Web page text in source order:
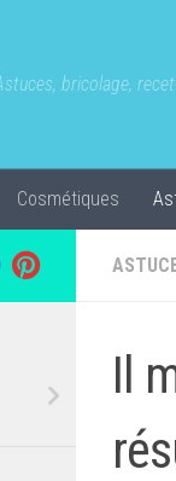
bricolage,
Cosmétiques
Il